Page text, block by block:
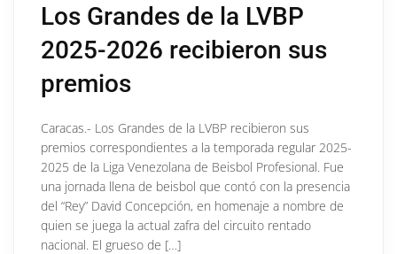
Los Grandes de la LVBP
2025-2026 recibieron sus
premios
Caracas.- Los Grandes de la LVBP recibieron sus
premios correspondientes a la temporada regular 2025-
2025 de la Liga Venezolana de Beisbol Profesional. Fue
una jornada llena de beisbol que contó con la presencia
del “Rey” David Concepción, en homenaje a nombre de
quien se juega la actual zafra del circuito rentado
nacional. El grueso de […]